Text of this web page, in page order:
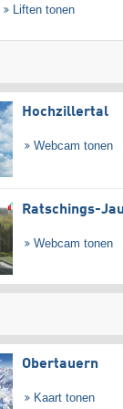
Liften tonen
Hochzillertal
Webcam tonen
Ratschings-
Webcam tonen
Obertauern
Kaart tonen